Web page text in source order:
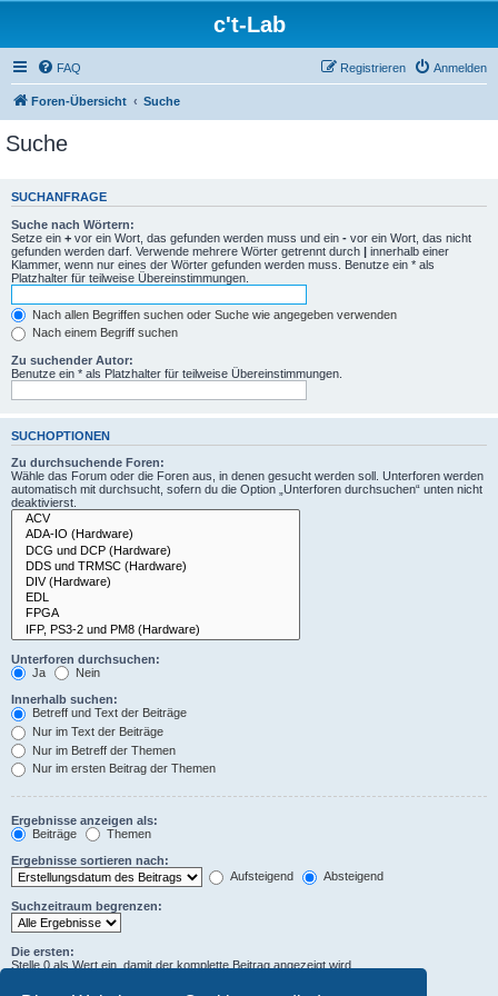
c't-Lab
FAQ Anmelden
Registrieren
Foren-Übersicht Suche
Suche
SUCHANFRAGE
Suche nach Wörtern:
Setze ein + vor ein Wort, das gefunden werden muss und ein - vor ein Wort, das nicht
gefunden werden darf. Verwende mehrere Wörter getrennt durch | innerhalb einer
Klammer, wenn nur eines der Wörter gefunden werden muss. Benutze ein * als
Platzhalter für teilweise Übereinstimmungen.
Nach allen Begriffen suchen oder Suche wie angegeben verwenden
Nach einem Begriff suchen
Zu suchender Autor:
Benutze ein * als Platzhalter für teilweise Übereinstimmungen.
SUCHOPTIONEN
Zu durchsuchende Foren:
Wähle das Forum oder die Foren aus, in denen gesucht werden soll. Unterforen werden
automatisch mit durchsucht, sofern du die Option „Unterforen durchsuchen“ unten nicht
deaktivierst.
Unterforen durchsuchen:
Ja
Nein
Innerhalb suchen:
Betreff und Text der Beiträge
Nur im Text der Beiträge
Nur im Betreff der Themen
Nur im ersten Beitrag der Themen
Ergebnisse anzeigen als:
Beiträge
Themen
Ergebnisse sortieren nach:
Aufsteigend
Absteigend
Suchzeitraum begrenzen:
Die ersten:
Stelle 0 als Wert ein, damit der komplette Beitrag angezeigt wird.